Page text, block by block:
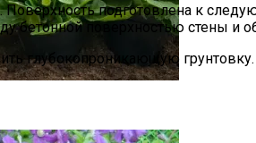
Поверхность подготовлена к
бетонной поверхностью стены и
глубокопроникающую